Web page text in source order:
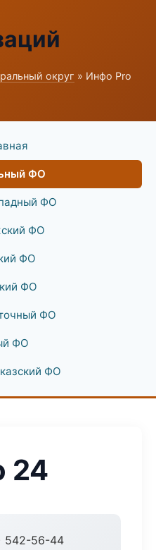
округ » Инфо Pro
ФО
ФО
ФО
ФО
ФО
ФО
ФО
ФО
24
542-56-44